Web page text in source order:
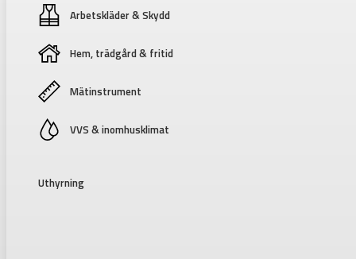
Arbetskläder & Skydd
Hem, trädgård & fritid
Mätinstrument
VVS & inomhusklimat
Uthyrning